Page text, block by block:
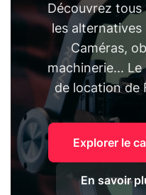
Découvrez tous
les
Caméras,
machinerie...
de location de
Explorer le
En savoir